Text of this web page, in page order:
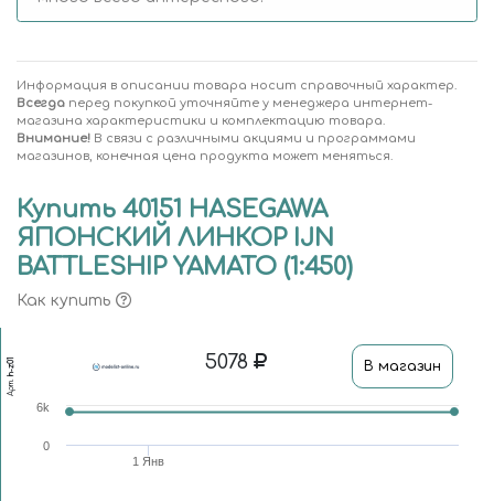
Информация в описании товара носит справочный характер.
Всегда перед покупкой уточняйте у менеджера интернет-
магазина характеристики и комплектацию товара.
Внимание! В связи с различными акциями и программами
магазинов, конечная цена продукта может меняться.
Купить 40151 HASEGAWA
ЯПОНСКИЙ ЛИНКОР IJN
BATTLESHIP YAMATO (1:450)
Как купить
Арт.
h-z01 5078 В магазин
1 Янв
0
6k